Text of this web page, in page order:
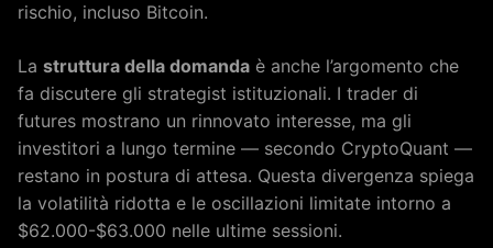
rischio, incluso Bitcoin.
La struttura della domanda è anche l’argomento che
fa discutere gli strategist istituzionali. I trader di
futures mostrano un rinnovato interesse, ma gli
investitori a lungo termine — secondo CryptoQuant —
restano in postura di attesa. Questa divergenza spiega
la volatilità ridotta e le oscillazioni limitate intorno a
$62.000-$63.000 nelle ultime sessioni.